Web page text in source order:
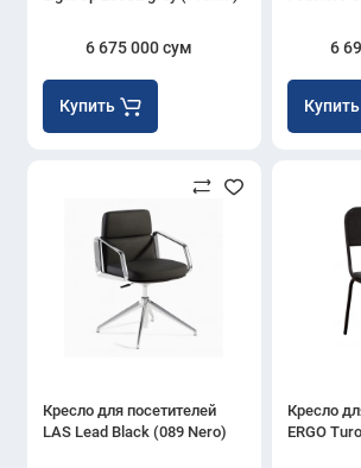
6 675 000 сум
Купить
6
Купить
Кресло для посетителей
LAS Lead Black (089 Nero)
Кресло
ERGO